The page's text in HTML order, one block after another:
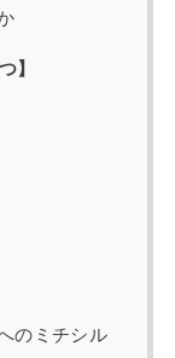
】
のミチシル